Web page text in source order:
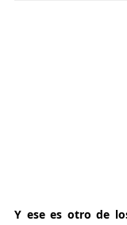
Y ese es otro de